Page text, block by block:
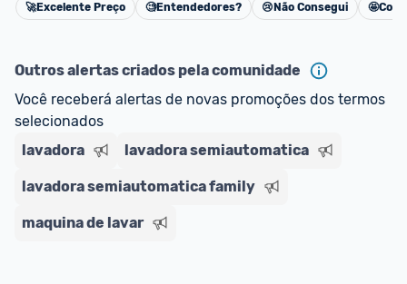
Cancelar
🚀Excelente Preço 🧐Entendedores? 😢 Não Consegui 🤩
Outros alertas criados pela comunidade
Você receberá alertas de novas promoções dos termos
selecionados
lavadora
lavadora semiautomatica
lavadora semiautomatica family
maquina de lavar